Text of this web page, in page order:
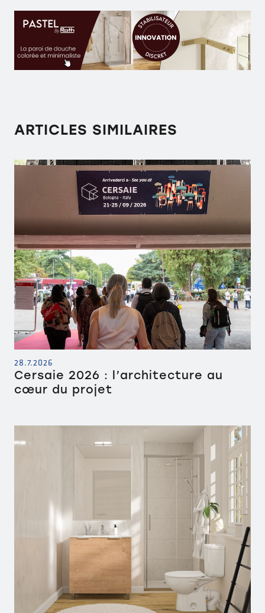
ARTICLES SIMILAIRES
28.7.2026
Cersaie 2026 : l’architecture au
cœur du projet